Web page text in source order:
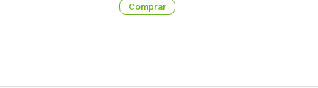
Comprar